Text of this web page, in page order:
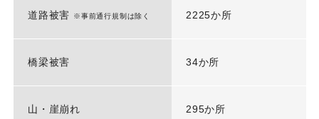
道路被害 ※事前通行規制は除く 2225か所
橋梁被害 34か所
山・崖崩れ 295か所